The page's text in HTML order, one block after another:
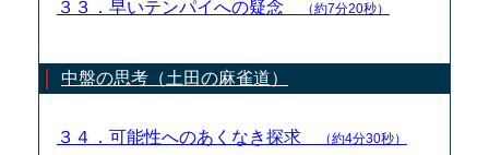
３３．早いテンパイへの疑念 （約7分20秒）
中盤の思考（土田の麻雀道）
３４．可能性へのあくなき探求 （約4分30秒）